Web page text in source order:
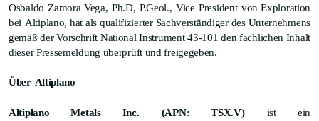
Osbaldo Zamora Vega, Ph.D, P.Geol., Vice President von Exploration
bei Altiplano, hat als qualifizierter Sachverständiger des Unternehmens
gemäß der Vorschrift National Instrument 43-101 den fachlichen Inhalt
dieser Pressemeldung überprüft und freigegeben.
Über Altiplano
Altiplano Metals Inc. (APN: TSX.V)
ist ein